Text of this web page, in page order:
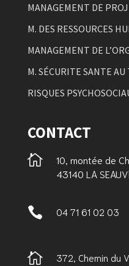
MANAGEMENT DE
M. DES RESSOURCES
MANAGEMENT DE
M. SÉCURITE SANTE AU
RISQUES
CONTACT

10, montée de
43140 LA
 04 71 61 02 03

372, Chemin du